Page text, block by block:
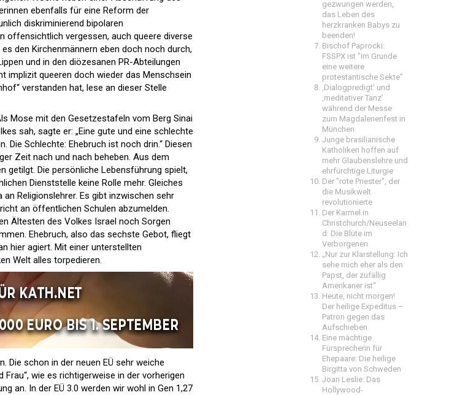
ebenfalls für eine Reform der
diskriminierend bipolaren
offensichtlich vergessen, auch queere diverse
den Kirchenmännern eben doch noch durch,
und in den diözesanen PR-Abteilungen
implizit queeren doch wieder das Menschsein
verstanden hat, lese an dieser Stelle
Mose mit den Gesetzestafeln vom Berg Sinai
sah, sagte er: „Eine gute und eine schlechte
Die Schlechte: Ehebruch ist noch drin.“ Diesen
Zeit nach und nach beheben. Aus dem
getilgt. Die persönliche Lebensführung spielt,
Dienststelle keine Rolle mehr. Gleiches
Religionslehrer. Es gibt inzwischen sehr
an öffentlichen Schulen abzumelden.
Ältesten des Volkes Israel noch Sorgen
Ehebruch, also das sechste Gebot, fliegt
hier agiert. Mit einer unterstellten
Welt alles torpedieren.
Die schon in der neuen EÜ sehr weiche
Frau“, wie es richtigerweise in der vorherigen
an. In der EÜ 3.0 werden wir wohl in Gen 1,27
gezwungen werden,
das Leben des
herzkranken Babys zu
beenden!
Bischof Paprocki:
FSSPX ist "im Grunde
eine weitere
protestantische Sekte"
‚Dialogpredigt‘ und
‚meditativer Tanz’
während der Messe
zum Magdalenenfest in
München
Junge brasilianische
Katholiken hoffen auf
mehr Glaubenslehre und
ehrfürchtige Liturgie
Der "rote Priester", der
die Musikwelt
revolutionierte
Der Karmel in
Christchurch/Neuseelan
d: Die Blüte im
Verborgenen
„Nur zur Klarstellung: Ich
sehe mich eher als den
Papst, der zufällig
Amerikaner ist“
Heute, nicht morgen!
Der heilige Expeditus –
Patron gegen das
Aufschieben
Eine mächtige
Fürsprecherin für
Ehepaare: Die heilige
Birgitta von Schweden
Joan Leslie: Das
Hollywood-